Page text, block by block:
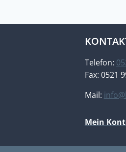
Telefon:
Fax: 0521
Mail:
Mein